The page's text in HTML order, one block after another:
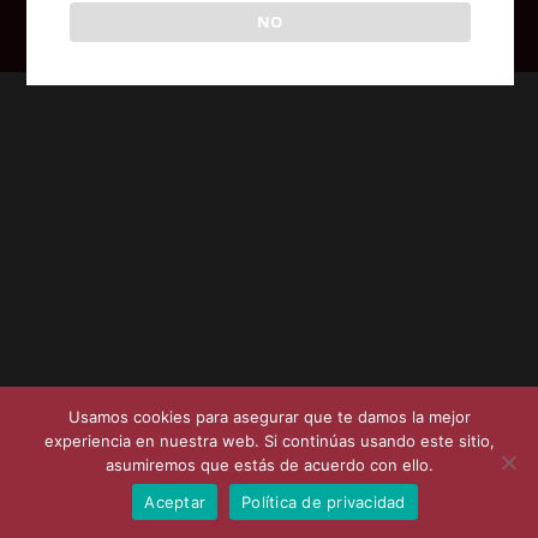
Posicionamiento SEO en Coruña - Syvat Sistemas
Usamos cookies para asegurar que te damos la mejor
experiencia en nuestra web. Si continúas usando este sitio,
asumiremos que estás de acuerdo con ello.
Aceptar
Política de privacidad
NO